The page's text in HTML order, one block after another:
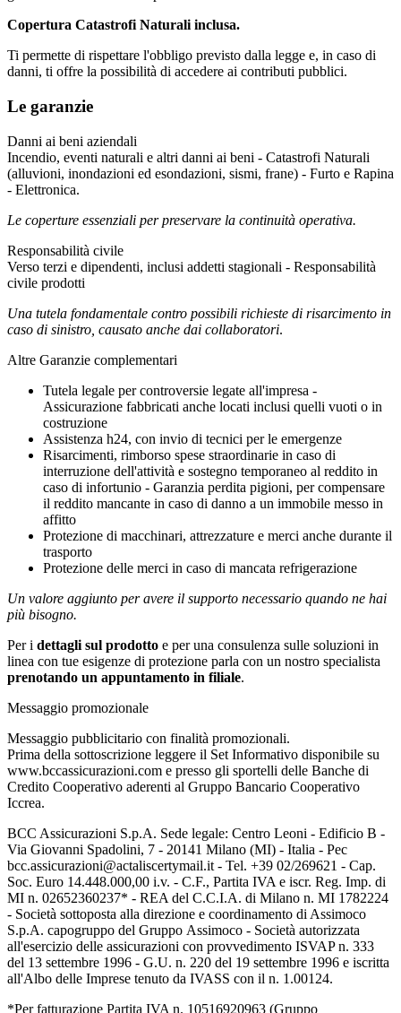
Copertura Catastrofi Naturali inclusa.
Ti permette di rispettare l'obbligo previsto dalla legge e, in caso di
danni, ti offre la possibilità di accedere ai contributi pubblici.
Le garanzie
Danni ai beni aziendali
Incendio, eventi naturali e altri danni ai beni - Catastrofi Naturali
(alluvioni, inondazioni ed esondazioni, sismi, frane) - Furto e Rapina
- Elettronica.
Le coperture essenziali per preservare la continuità operativa.
Responsabilità civile
Verso terzi e dipendenti, inclusi addetti stagionali - Responsabilità
civile prodotti
Una tutela fondamentale contro possibili richieste di risarcimento in
caso di sinistro, causato anche dai collaboratori.
Altre Garanzie complementari
Tutela legale per controversie legate all'impresa -
Assicurazione fabbricati anche locati inclusi quelli vuoti o in
costruzione
Assistenza h24, con invio di tecnici per le emergenze
Risarcimenti, rimborso spese straordinarie in caso di
interruzione dell'attività e sostegno temporaneo al reddito in
caso di infortunio - Garanzia perdita pigioni, per compensare
il reddito mancante in caso di danno a un immobile messo in
affitto
Protezione di macchinari, attrezzature e merci anche durante il
trasporto
Protezione delle merci in caso di mancata refrigerazione
Un valore aggiunto per avere il supporto necessario quando ne hai
più bisogno.
Per i dettagli sul prodotto e per una consulenza sulle soluzioni in
linea con tue esigenze di protezione parla con un nostro specialista
prenotando un appuntamento in filiale.
Messaggio promozionale
Messaggio pubblicitario con finalità promozionali.
Prima della sottoscrizione leggere il Set Informativo disponibile su
www.bccassicurazioni.com e presso gli sportelli delle Banche di
Credito Cooperativo aderenti al Gruppo Bancario Cooperativo
Iccrea.
BCC Assicurazioni S.p.A. Sede legale: Centro Leoni - Edificio B -
Via Giovanni Spadolini, 7 - 20141 Milano (MI) - Italia - Pec
bcc.assicurazioni@actaliscertymail.it - Tel. +39 02/269621 - Cap.
Soc. Euro 14.448.000,00 i.v. - C.F., Partita IVA e iscr. Reg. Imp. di
MI n. 02652360237* - REA del C.C.I.A. di Milano n. MI 1782224
- Società sottoposta alla direzione e coordinamento di Assimoco
S.p.A. capogruppo del Gruppo Assimoco - Società autorizzata
all'esercizio delle assicurazioni con provvedimento ISVAP n. 333
del 13 settembre 1996 - G.U. n. 220 del 19 settembre 1996 e iscritta
all'Albo delle Imprese tenuto da IVASS con il n. 1.00124.
*Per fatturazione Partita IVA n. 10516920963 (Gruppo